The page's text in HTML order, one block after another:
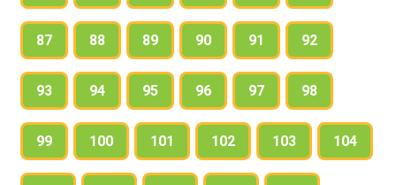
87 88 89 90 91 92
93 94 95 96 97 98
99 100 101 102 103 104